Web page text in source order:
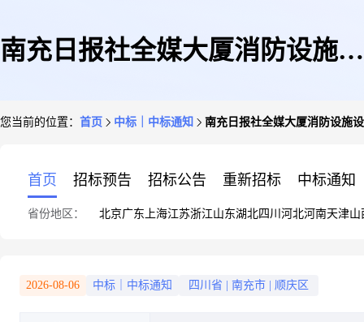
南充日报社全媒大厦消防设施设
您当前的位置： 首页 中标｜中标通知 南充日报社全媒大厦消防设施
首页 招标预告 招标公告 重新招标 中标通知
省份地区： 北京广东 上海江苏浙江山东湖北四川 河北河南天津山
2026-08-06 中标｜中标通知 四川省 南充市 顺庆区